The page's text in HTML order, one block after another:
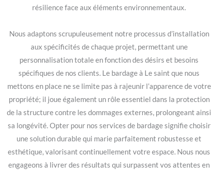
résilience face aux éléments environnementaux.
Nous adaptons scrupuleusement notre processus d’installation
aux spécificités de chaque projet, permettant une
personnalisation totale en fonction des désirs et besoins
spécifiques de nos clients. Le bardage à Le saint que nous
mettons en place ne se limite pas à rajeunir l’apparence de votre
propriété; il joue également un rôle essentiel dans la protection
de la structure contre les dommages externes, prolongeant ainsi
sa longévité. Opter pour nos services de bardage signifie choisir
une solution durable qui marie parfaitement robustesse et
esthétique, valorisant continuellement votre espace. Nous nous
engageons à livrer des résultats qui surpassent vos attentes en